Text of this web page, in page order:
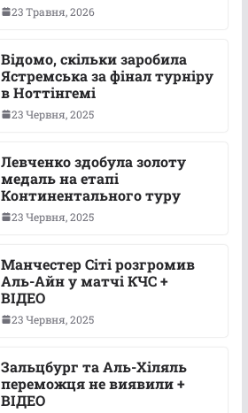
23 Травня, 2026
Відомо, скільки заробила
Ястремська за фінал турніру
в Ноттінгемі
23 Червня, 2025
Левченко здобула золоту
медаль на етапі
Континентального туру
23 Червня, 2025
Манчестер Сіті розгромив
Аль-Айн у матчі КЧС +
ВІДЕО
23 Червня, 2025
Зальцбург та Аль-Хіляль
переможця не виявили +
ВІДЕО